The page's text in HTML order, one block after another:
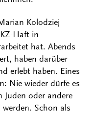
Kolodziej
Haft in
hat. Abends
haben darüber
erlebt haben. Eines
Nie wieder dürfe es
Juden oder andere
Schon als